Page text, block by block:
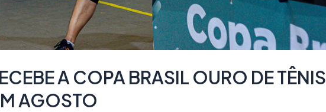
A COPA BRASIL OURO DE TÊNIS
AGOSTO